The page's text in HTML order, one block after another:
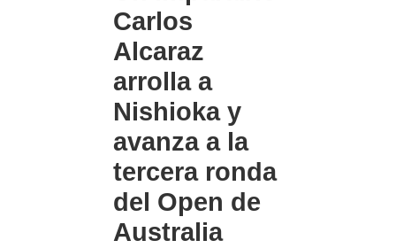
Carlos
Alcaraz
arrolla a
Nishioka y
avanza a la
tercera ronda
del Open de
Australia